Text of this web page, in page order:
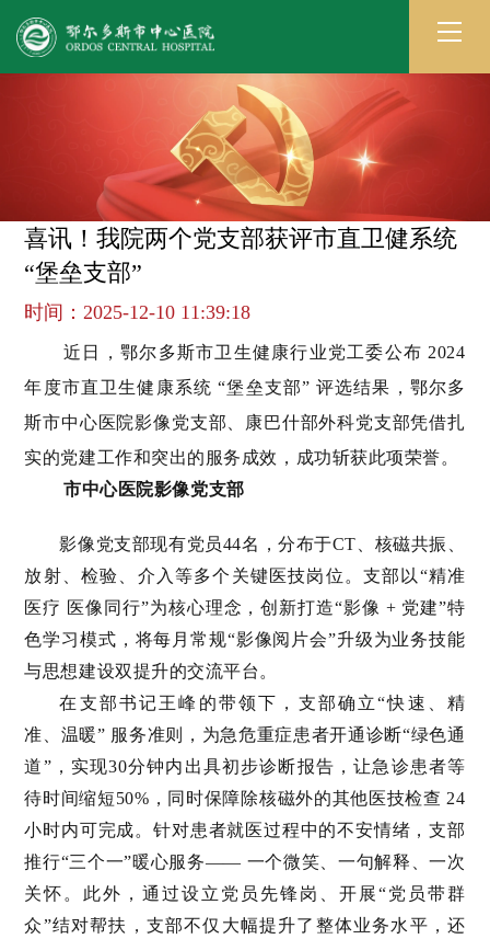
喜讯！我院两个党支部获评市直卫健系统
“堡垒支部”
时间：2025-12-10 11:39:18
近日，鄂尔多斯市卫生健康行业党工委公布 2024
年度市直卫生健康系统 “堡垒支部” 评选结果，鄂尔多
斯市中心医院影像党支部、康巴什部外科党支部凭借扎
实的党建工作和突出的服务成效，成功斩获此项荣誉。
市中心医院影像党支部
影像党支部现有党员44名，分布于CT、核磁共振、
放射、检验、介入等多个关键医技岗位。支部以“精准
医疗 医像同行”为核心理念，创新打造“影像 + 党建”特
色学习模式，将每月常规“影像阅片会”升级为业务技能
与思想建设双提升的交流平台。
在支部书记王峰的带领下，支部确立“快速、精
准、温暖” 服务准则，为急危重症患者开通诊断“绿色通
道”，实现30分钟内出具初步诊断报告，让急诊患者等
待时间缩短50%，同时保障除核磁外的其他医技检查 24
小时内可完成。针对患者就医过程中的不安情绪，支部
推行“三个一”暖心服务—— 一个微笑、一句解释、一次
关怀。此外，通过设立党员先锋岗、开展“党员带群
众”结对帮扶，支部不仅大幅提升了整体业务水平，还